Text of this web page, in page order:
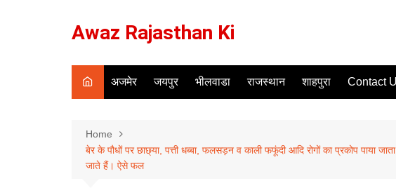
Awaz Rajasthan Ki
अजमेर जयपुर भीलवाडा राजस्थान शाहपुरा Contact
Home
बेर के पौधों पर छाछ्या, पत्ती धब्बा, फलसड़न व काली फफूंदी आदि रोगों का प्रकोप पाया
जाते हैं। ऐसे फल